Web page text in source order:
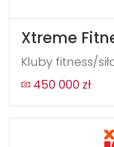
Xtreme
Kluby fitness/
450 000 zł